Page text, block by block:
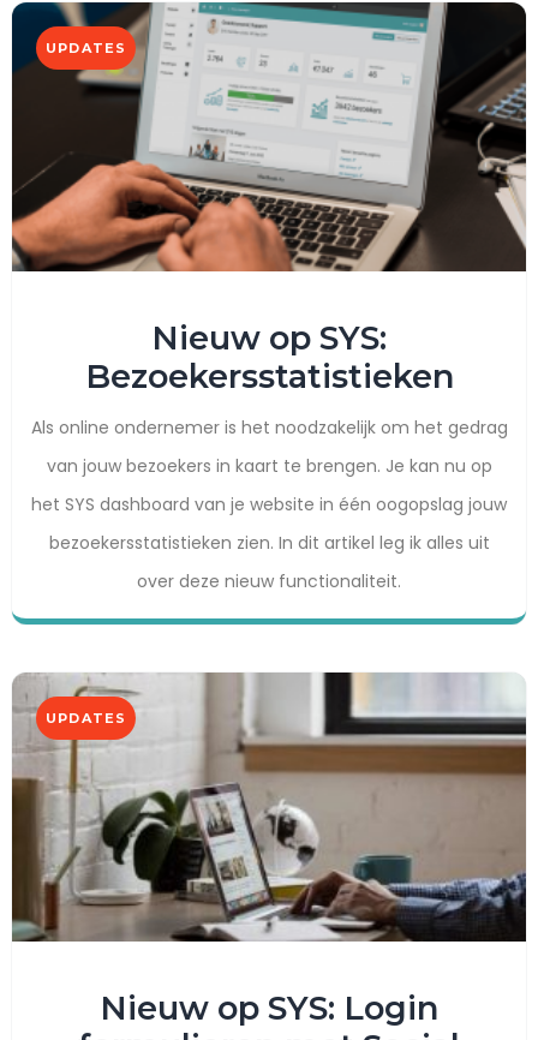
UPDATES
Nieuw op SYS:
Bezoekersstatistieken
Als online ondernemer is het noodzakelijk om het gedrag
van jouw bezoekers in kaart te brengen. Je kan nu op
het SYS dashboard van je website in één oogopslag jouw
bezoekersstatistieken zien. In dit artikel leg ik alles uit
over deze nieuw functionaliteit.
UPDATES
Nieuw op SYS: Login